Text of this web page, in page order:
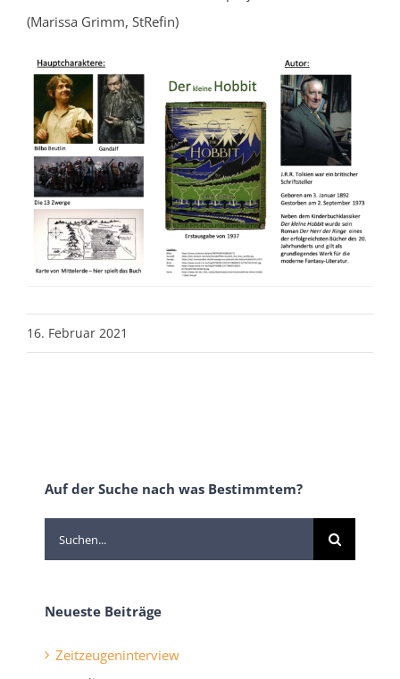
(Marissa Grimm, StRefin)
16. Februar 2021
Auf der Suche nach was Bestimmtem?
Suche
nach:
Neueste Beiträge
Zeitzeugeninterview